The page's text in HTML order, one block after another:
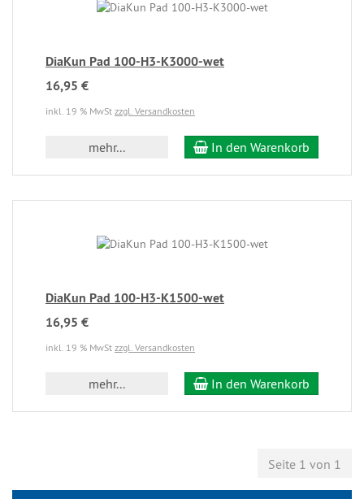
DiaKun Pad 100-H3-K3000-wet
16,95 €
inkl. 19 % MwSt zzgl. Versandkosten
mehr... In den Warenkorb
DiaKun Pad 100-H3-K1500-wet
16,95 €
inkl. 19 % MwSt zzgl. Versandkosten
mehr... In den Warenkorb
Seite 1 von 1